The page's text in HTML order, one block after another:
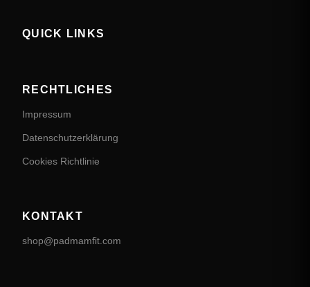
QUICK LINKS
RECHTLICHES
Impressum
Datenschutzerklärung
Cookies Richtlinie
KONTAKT
shop@padmamfit.com